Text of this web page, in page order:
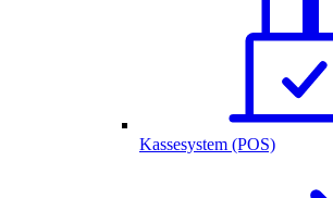
Kassesystem (POS)